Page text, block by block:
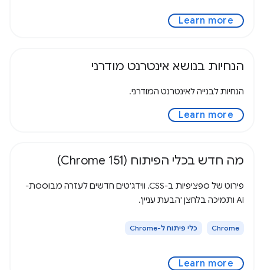
Learn more
הנחיות בנושא אינטרנט מודרני
הנחיות לבנייה לאינטרנט המודרני.
Learn more
מה חדש בכלי הפיתוח (Chrome 151)
פירוט של ספציפיות ב-CSS, ווידג'טים חדשים לעזרה מבוססת-
AI ותמיכה בלחצן 'הבעת עניין'.
Chrome כלי פיתוח ל-Chrome
Learn more